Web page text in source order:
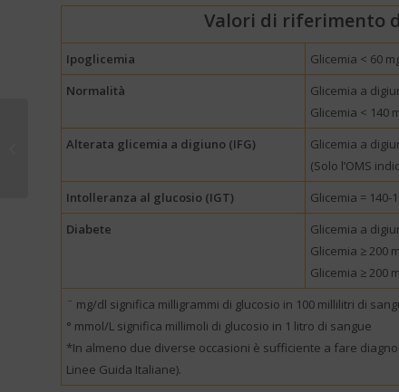
Valori di riferimento
Ipoglicemia
Glicemia < 60
Normalità
Glicemia a
Glicemia < 140
Alterata glicemia a digiuno (IFG)
Glicemia a
(Solo l’OMS
Intolleranza al glucosio (IGT)
Glicemia = 140-
Diabete
Glicemia a
Glicemia ≥ 200
Glicemia ≥ 200
¨ mg/dl significa milligrammi di glucosio in 100 millilitri di
° mmol/L significa millimoli di glucosio in 1 litro di sangue
*In almeno due diverse occasioni è sufficiente a fare
Linee Guida Italiane).
Treviglio (BG) apre dal
l’Ambulatorio...